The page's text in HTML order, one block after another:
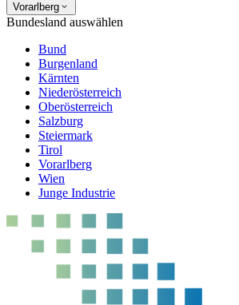
Vorarlberg
Bundesland auswählen
Bund
Burgenland
Kärnten
Niederösterreich
Oberösterreich
Salzburg
Steiermark
Tirol
Vorarlberg
Wien
Junge Industrie